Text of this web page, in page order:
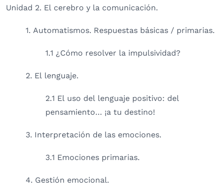
Unidad 2. El cerebro y la comunicación.
1. Automatismos. Respuestas básicas / primarias.
1.1 ¿Cómo resolver la impulsividad?
2. El lenguaje.
2.1 El uso del lenguaje positivo: del
pensamiento… ¡a tu destino!
3. Interpretación de las emociones.
3.1 Emociones primarias.
4. Gestión emocional.